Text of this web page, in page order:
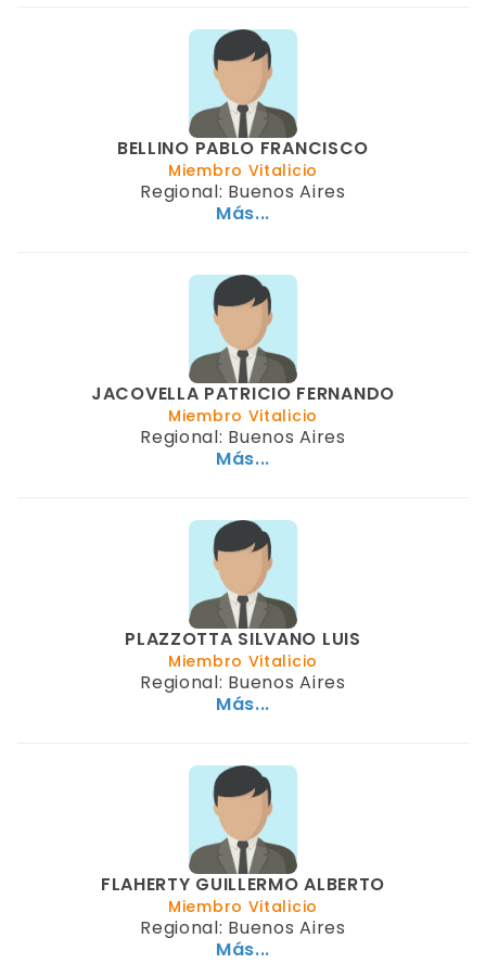
BELLINO PABLO FRANCISCO
Miembro Vitalicio
Regional: Buenos Aires
Más...
JACOVELLA PATRICIO FERNANDO
Miembro Vitalicio
Regional: Buenos Aires
Más...
PLAZZOTTA SILVANO LUIS
Miembro Vitalicio
Regional: Buenos Aires
Más...
FLAHERTY GUILLERMO ALBERTO
Miembro Vitalicio
Regional: Buenos Aires
Más...